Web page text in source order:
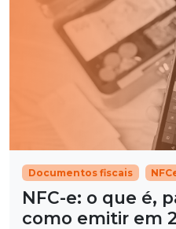
Documentos fiscais
NFC-e: o que é,
como emitir em